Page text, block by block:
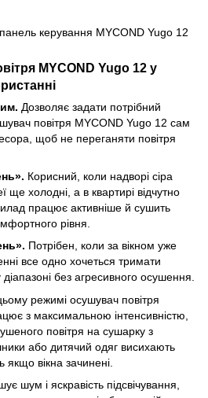
MYCOND Yugo 12 у
Дозволяє задати потрібний
повітря MYCOND Yugo 12 сам
щоб не переганяти повітря
Корисний, коли надворі сіра
ще холодні, а в квартирі відчутно
працює активніше й сушить
рівня.
Потрібен, коли за вікном уже
все одно хочеться тримати
діапазоні без агресивного осушення.
режимі осушувач повітря
з максимальною інтенсивністю,
повітря на сушарку з
або дитячий одяг висихають
вікна зачинені.
шум і яскравість підсвічування,